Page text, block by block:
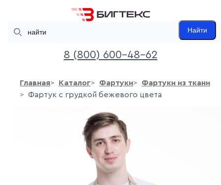
Найти
8 (800) 600-48-62
Главная Каталог Фартуки
Фартуки из ткани
Фартук с грудкой бежевого цвета